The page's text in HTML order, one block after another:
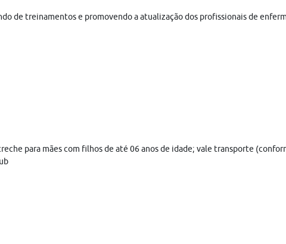
de treinamentos e promovendo a atualização dos profissionais de
para mães com filhos de até 06 anos de idade; vale transporte